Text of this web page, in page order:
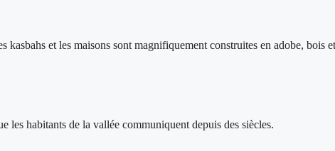
et les maisons sont magnifiquement construites en adobe, bois
les habitants de la vallée communiquent depuis des siècles.